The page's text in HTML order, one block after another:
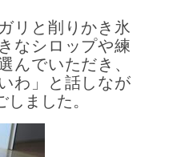
リと削りかき氷
なシロップや練
んでいただき、
わ」と話しなが
ました。